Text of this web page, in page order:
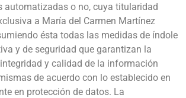
automatizadas o no, cuya titularidad
a María del Carmen Martínez
ésta todas las medidas de índole
y de seguridad que garantizan la
y calidad de la información
de acuerdo con lo establecido en
en protección de datos. La